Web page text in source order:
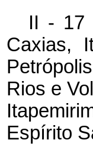
II - 17
Caxias,
Rios e
Espírito